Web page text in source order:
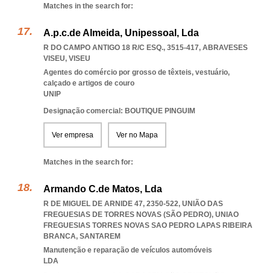
Matches in the search for:
A.p.c.de Almeida, Unipessoal, Lda
R DO CAMPO ANTIGO 18 R/C ESQ., 3515-417, ABRAVESES
VISEU, VISEU
Agentes do comércio por grosso de têxteis, vestuário,
calçado e artigos de couro
UNIP
Designação comercial: BOUTIQUE PINGUIM
Ver empresa Ver no Mapa
Matches in the search for:
Armando C.de Matos, Lda
R DE MIGUEL DE ARNIDE 47, 2350-522, UNIÃO DAS
FREGUESIAS DE TORRES NOVAS (SÃO PEDRO), UNIAO
FREGUESIAS TORRES NOVAS SAO PEDRO LAPAS RIBEIRA
BRANCA, SANTAREM
Manutenção e reparação de veículos automóveis
LDA